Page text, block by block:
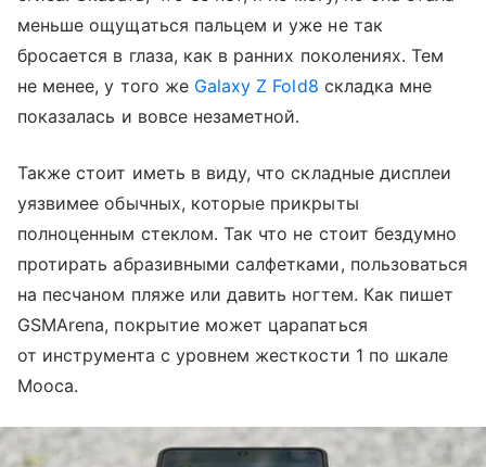
меньше ощущаться пальцем и уже не так
бросается в глаза, как в ранних поколениях. Тем
не менее, у того же Galaxy Z Fold8 складка мне
показалась и вовсе незаметной.
Также стоит иметь в виду, что складные дисплеи
уязвимее обычных, которые прикрыты
полноценным стеклом. Так что не стоит бездумно
протирать абразивными салфетками, пользоваться
на песчаном пляже или давить ногтем. Как пишет
GSMArena, покрытие может царапаться
от инструмента с уровнем жесткости 1 по шкале
Мооса.